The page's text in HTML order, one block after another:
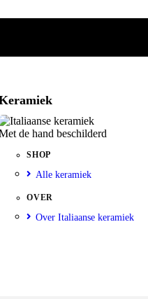
de hand beschilderd
SHOP
Alle keramiek
OVER
Over Italiaanse keramiek